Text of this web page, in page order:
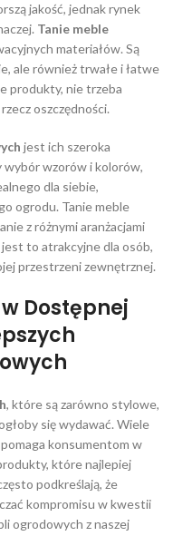
jakość, jednak rynek
Tanie meble
materiałów. Są
ale również trwałe i łatwe
produkty, nie trzeba
oszczędności.
jest ich szeroka
wzorów i kolorów,
dla siebie,
ogrodu. Tanie meble
z różnymi aranżacjami
to atrakcyjne dla osób,
przestrzeni zewnętrznej.
Dostępnej
, które są zarówno stylowe,
się wydawać. Wiele
konsumentom w
które najlepiej
podkreślają, że
kompromisu w kwestii
ogrodowych z naszej